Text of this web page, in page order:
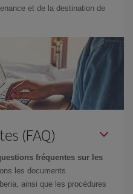
et de la destination de
(FAQ)
fréquentes sur les
les documents
ainsi que les procédures